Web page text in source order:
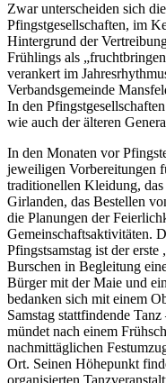
Zwar unterscheiden sich
Pfingstgesellschaften, im
Hintergrund der
Frühlings als
verankert im
Verbandsgemeinde
In den
wie auch der älteren
In den Monaten vor
jeweiligen Vorbereitungen
traditionellen Kleidung,
Girlanden, das Bestellen
die Planungen der
Gemeinschaftsaktivitäten.
Pfingstsamstag ist der
Burschen in Begleitung
Bürger mit der Maie und
bedanken sich mit einem
Samstag stattfindende
mündet nach einem
nachmittäglichen
Ort. Seinen Höhepunkt